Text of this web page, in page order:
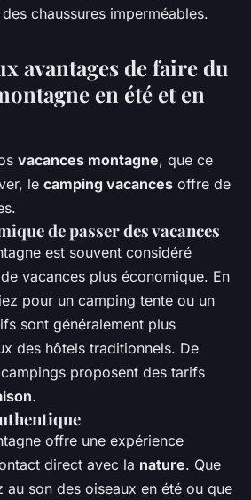
chaussures imperméables.
avantages de faire du
en été et en
vacances montagne, que ce
le camping vacances offre de
de passer des vacances
est souvent considéré
vacances plus économique. En
pour un camping tente ou un
sont généralement plus
des hôtels traditionnels. De
proposent des tarifs
.
offre une expérience
direct avec la nature. Que
au son des oiseaux en été ou que